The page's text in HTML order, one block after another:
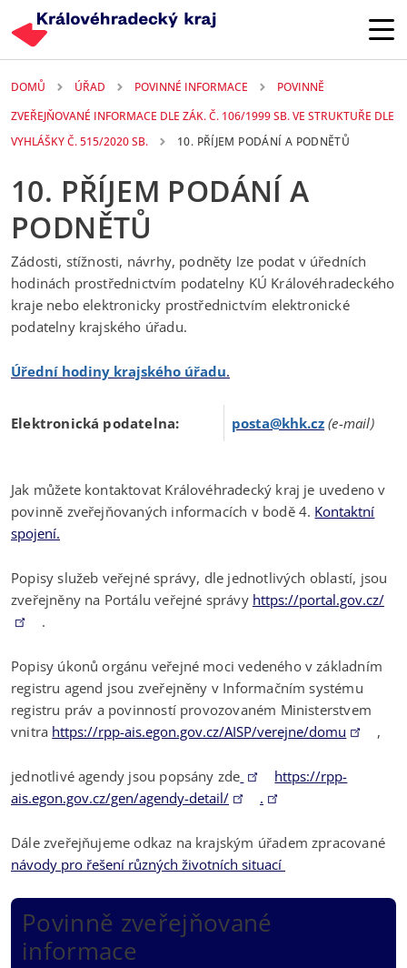
DOMŮ ÚŘAD POVINNÉ INFORMACE
POVINNĚ
ZVEŘEJŇOVANÉ INFORMACE DLE ZÁK. Č. 106/1999 SB. VE STRUKTUŘE DLE
VYHLÁŠKY Č. 515/2020 SB.
10. PŘÍJEM PODÁNÍ A PODNĚTŮ
10. PŘÍJEM PODÁNÍ A
PODNĚTŮ
Povinně zveřejňované
informace
Žádosti, stížnosti, návrhy, podněty lze podat v úředních
hodinách prostřednictvím podatelny KÚ Královéhradeckého
kraje nebo elektronicky prostřednictvím elektronické
podatelny krajského úřadu.
Úřední hodiny krajského úřadu.
Elektronická podatelna: posta@khk.cz (e-mail)
Jak můžete kontaktovat Královéhradecký kraj je uvedeno v
povinně zveřejňovaných informacích v bodě 4. Kontaktní
spojení.
Popisy služeb veřejné správy, dle jednotlivých oblastí, jsou
zveřejněny na Portálu veřejné správy https://portal.gov.cz/
.
Popisy úkonů orgánu veřejné moci vedeného v základním
registru agend jsou zveřejněny v Informačním systému
registru práv a povinností provozovaném Ministerstvem
vnitra https://rpp-ais.egon.gov.cz/AISP/verejne/domu ,
jednotlivé agendy jsou popsány zde
https://rpp-
ais.egon.gov.cz/gen/agendy-detail/
.
Dále zveřejňujeme odkaz na krajským úřadem zpracované
návody pro řešení různých životních situací